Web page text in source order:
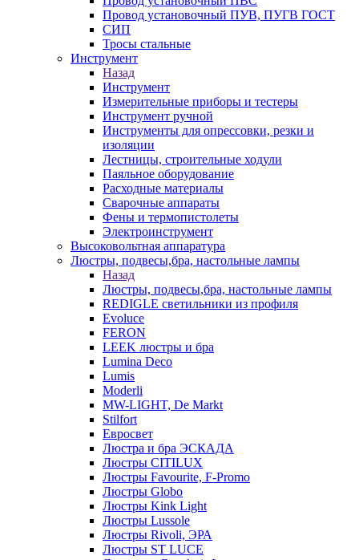
Провод установочный ПУВ, ПУГВ ГОСТ
СИП
Тросы стальные
Инструмент
Назад
Инструмент
Измерительные приборы и тестеры
Инструмент ручной
Инструменты для опрессовки, резки и
изоляции
Лестницы, строительные ходули
Паяльное оборудование
Расходные материалы
Сварочные аппараты
Фены и термопистолеты
Электроинструмент
Высоковольтная аппаратура
Люстры, подвесы,бра, настольные лампы
Назад
Люстры, подвесы,бра, настольные лампы
REDIGLE светильники из профиля
Evoluce
FERON
LEEK люстры и бра
Lumina Deco
Lumis
Moderli
MW-LIGHT, De Markt
Stilfort
Евросвет
Люстра и бра ЭСКАДА
Люстры CITILUX
Люстры Favourite, F-Promo
Люстры Globo
Люстры Kink Light
Люстры Lussole
Люстры Rivoli, ЭРА
Люстры ST LUCE